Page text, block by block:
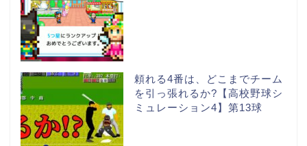
頼れる4番は、どこまでチーム
を引っ張れるか?【高校野球シ
ミュレーション4】第13球